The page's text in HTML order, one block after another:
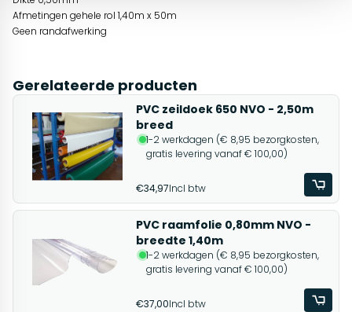
Afmetingen gehele rol 1,40m x 50m
Geen randafwerking
Gerelateerde producten
PVC zeildoek 650 NVO - 2,50m
breed
1-2 werkdagen (€ 8,95 bezorgkosten,
gratis levering vanaf € 100,00)
€34,97Incl btw
PVC raamfolie 0,80mm NVO -
breedte 1,40m
1-2 werkdagen (€ 8,95 bezorgkosten,
gratis levering vanaf € 100,00)
€37,00Incl btw